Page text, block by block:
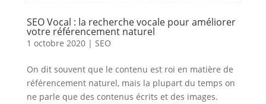
SEO Vocal : la recherche vocale pour améliorer
votre référencement naturel
1 octobre 2020| SEO
On dit souvent que le contenu est roi en matière de
référencement naturel, mais la plupart du temps on
ne parle que des contenus écrits et des images.